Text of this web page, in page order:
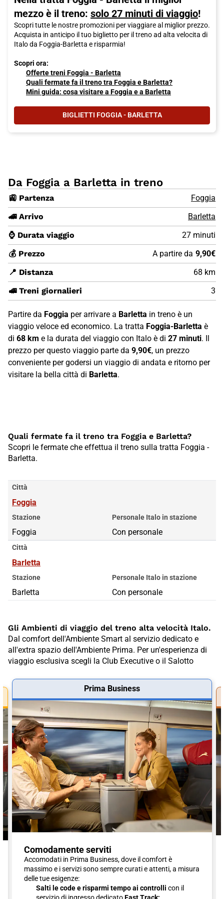
mezzo è il treno: solo 27 minuti di viaggio!
Scopri tutte le nostre promozioni per viaggiare al miglior prezzo.
Acquista in anticipo il tuo biglietto per il treno ad alta velocita di
Italo da Foggia-Barletta e risparmia!
Scopri ora:
Offerte treni Foggia - Barletta
Quali fermate fa il treno tra Foggia e Barletta?
Mini guida: cosa visitare a Foggia e a Barletta
BIGLIETTI FOGGIA - BARLETTA
Da Foggia a Barletta in treno
🚉 Partenza
Foggia
🚄 Arrivo
Barletta
⌚ Durata viaggio
27 minuti
💰 Prezzo
A partire da 9,90€
📍 Distanza
68 km
🚅 Treni giornalieri
3
Partire da Foggia per arrivare a Barletta in treno è un
viaggio veloce ed economico. La tratta Foggia-Barletta è
di 68 km e la durata del viaggio con Italo è di 27 minuti. Il
prezzo per questo viaggio parte da 9,90€, un prezzo
conveniente per godersi un viaggio di andata e ritorno per
visitare la bella città di Barletta.
Quali fermate fa il treno tra Foggia e Barletta?
Scopri le fermate che effettua il treno sulla tratta Foggia -
Barletta.
Città
Foggia
Stazione
Foggia
Personale Italo in stazione
Con personale
Città
Barletta
Stazione
Barletta
Personale Italo in stazione
Con personale
Gli Ambienti di viaggio del treno alta velocità Italo.
Dal comfort dell'Ambiente Smart al servizio dedicato e
all'extra spazio dell'Ambiente Prima. Per un'esperienza di
viaggio esclusiva scegli la Club Executive o il Salotto
Prima Business
Comodamente serviti
Accomodati in Prima Business, dove il comfort è
massimo e i servizi sono sempre curati e attenti, a misura
delle tue esigenze:
Salti le code e risparmi tempo ai controlli con il